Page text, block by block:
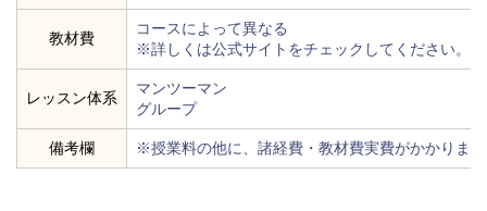
教材費
コースによって異なる
※詳しくは公式サイトをチェックしてください。
レッスン体系
マンツーマン
グループ
備考欄 ※授業料の他に、諸経費・教材費実費がかかりま